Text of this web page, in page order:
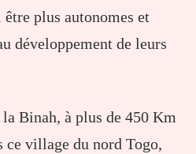
plus autonomes et
développement de leurs
Binah, à plus de 450 Km
ce village du nord Togo,